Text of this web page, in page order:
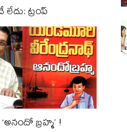
లేదు: ట్రంప్‌
బ్రహ్మ’ !